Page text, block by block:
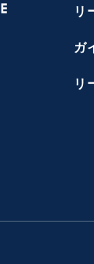
リ
ガ
リ